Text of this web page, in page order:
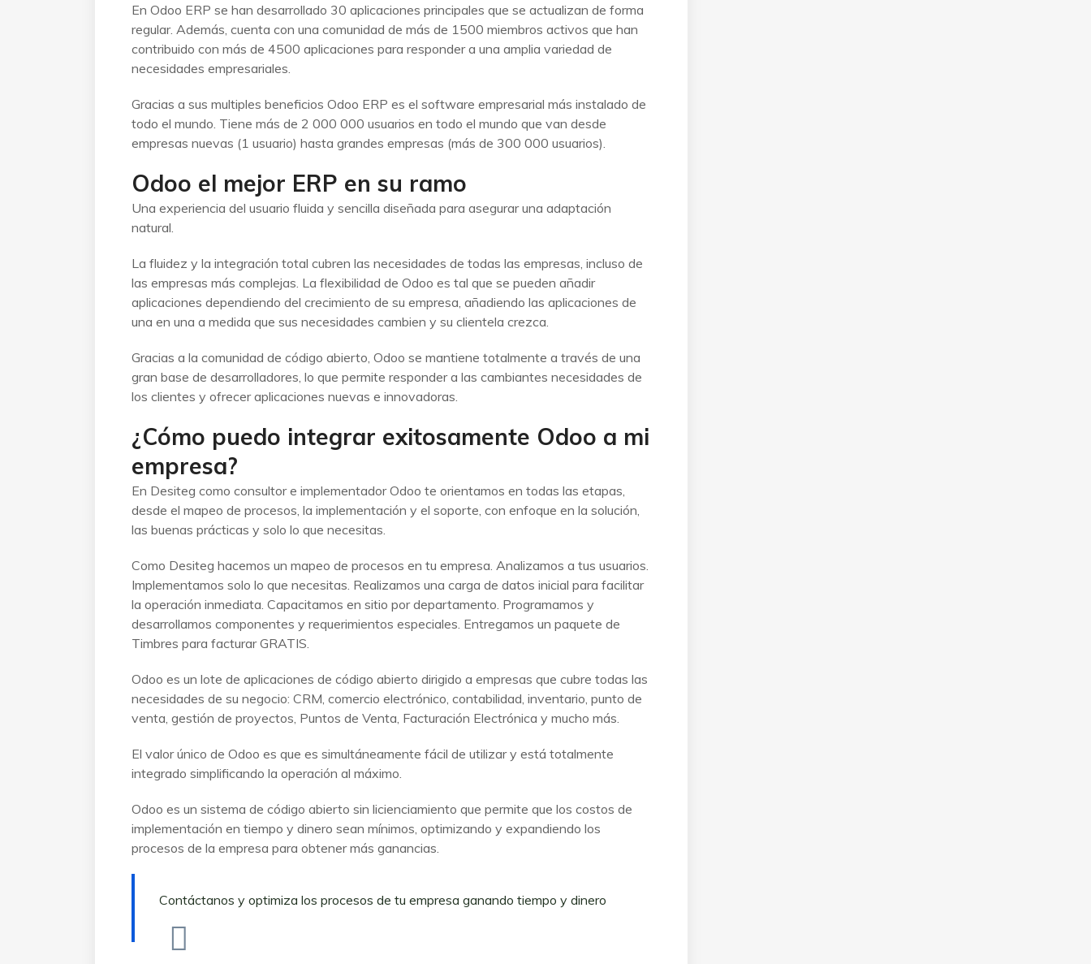
En Odoo ERP se han desarrollado 30 aplicaciones principales que se actualizan de forma
regular. Además, cuenta con una comunidad de más de 1500 miembros activos que han
contribuido con más de 4500 aplicaciones para responder a una amplia variedad de
necesidades empresariales.
Gracias a sus multiples beneficios Odoo ERP es el software empresarial más instalado de
todo el mundo. Tiene más de 2 000 000 usuarios en todo el mundo que van desde
empresas nuevas (1 usuario) hasta grandes empresas (más de 300 000 usuarios).
Odoo el mejor ERP en su ramo
Una experiencia del usuario fluida y sencilla diseñada para asegurar una adaptación
natural.
La fluidez y la integración total cubren las necesidades de todas las empresas, incluso de
las empresas más complejas. La flexibilidad de Odoo es tal que se pueden añadir
aplicaciones dependiendo del crecimiento de su empresa, añadiendo las aplicaciones de
una en una a medida que sus necesidades cambien y su clientela crezca.
Gracias a la comunidad de código abierto, Odoo se mantiene totalmente a través de una
gran base de desarrolladores, lo que permite responder a las cambiantes necesidades de
los clientes y ofrecer aplicaciones nuevas e innovadoras.
¿Cómo puedo integrar exitosamente Odoo a mi
empresa?
En Desiteg como consultor e implementador Odoo te orientamos en todas las etapas,
desde el mapeo de procesos, la implementación y el soporte, con enfoque en la solución,
las buenas prácticas y solo lo que necesitas.
Como Desiteg hacemos un mapeo de procesos en tu empresa. Analizamos a tus usuarios.
Implementamos solo lo que necesitas. Realizamos una carga de datos inicial para facilitar
la operación inmediata. Capacitamos en sitio por departamento. Programamos y
desarrollamos componentes y requerimientos especiales. Entregamos un paquete de
Timbres para facturar GRATIS.
Odoo es un lote de aplicaciones de código abierto dirigido a empresas que cubre todas las
necesidades de su negocio: CRM, comercio electrónico, contabilidad, inventario, punto de
venta, gestión de proyectos, Puntos de Venta, Facturación Electrónica y mucho más.
El valor único de Odoo es que es simultáneamente fácil de utilizar y está totalmente
integrado simplificando la operación al máximo.
Odoo es un sistema de código abierto sin licienciamiento que permite que los costos de
implementación en tiempo y dinero sean mínimos, optimizando y expandiendo los
procesos de la empresa para obtener más ganancias.
Contáctanos y optimiza los procesos de tu empresa ganando tiempo y dinero